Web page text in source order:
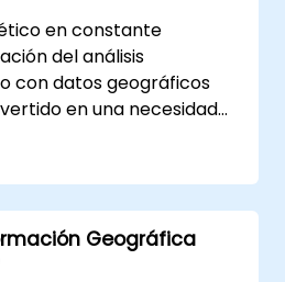
ArcGIS Pro para
eficientes para el
gestión de datos
en constante
del análisis
con datos geográficos
en una necesidad
genera riesgos
Este programa
en Melbourne tiene como
entre la ingeniería
geoespacial.
Geográfica